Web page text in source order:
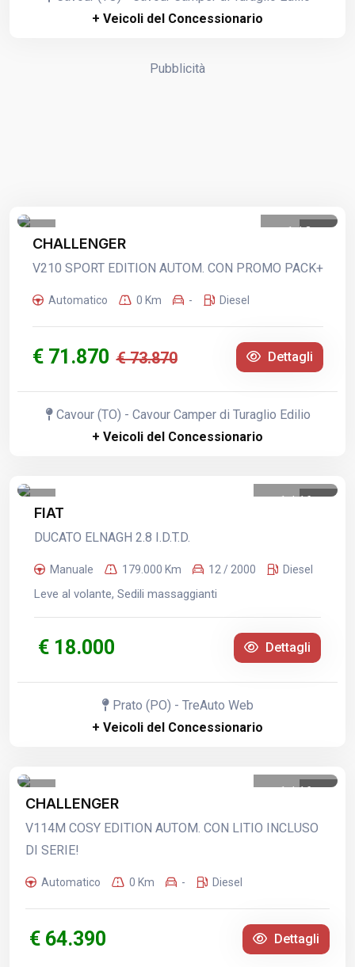
+ Veicoli del Concessionario
Pubblicità
1 /3
CHALLENGER
V210 SPORT EDITION AUTOM. CON PROMO PACK+
Automatico 0 Km - Diesel
€ 71.870 € 73.870 Dettagli
Cavour (TO) - Cavour Camper di Turaglio Edilio
+ Veicoli del Concessionario
1 /16
FIAT
DUCATO ELNAGH 2.8 I.D.T.D.
Manuale 179.000 Km 12 / 2000 Diesel
Leve al volante, Sedili massaggianti
€ 18.000 Dettagli
Prato (PO) - TreAuto Web
+ Veicoli del Concessionario
1 /16
CHALLENGER
V114M COSY EDITION AUTOM. CON LITIO INCLUSO
DI SERIE!
Automatico 0 Km - Diesel
€ 64.390 Dettagli